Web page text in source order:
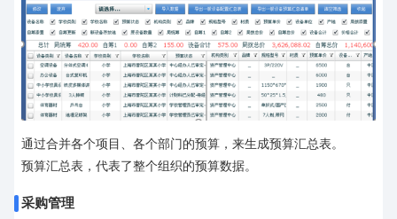
通过合并各个项目、各个部门的预算，来生成预算汇总表。
预算汇总表，代表了整个组织的预算数据。
采购管理